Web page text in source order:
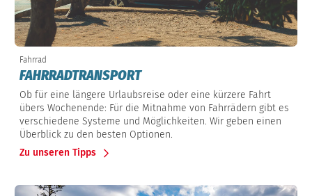
Fahrrad
FAHRRADTRANSPORT
Ob für eine längere Urlaubsreise oder eine kürzere Fahrt
übers Wochenende: Für die Mitnahme von Fahrrädern gibt es
verschiedene Systeme und Möglichkeiten. Wir geben einen
Überblick zu den besten Optionen.
Zu unseren Tipps